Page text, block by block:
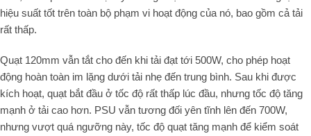
hiệu suất tốt trên toàn bộ phạm vi hoạt động của nó, bao gồm cả tải
rất thấp.
Quạt 120mm vẫn tắt cho đến khi tải đạt tới 500W, cho phép hoạt
động hoàn toàn im lặng dưới tải nhẹ đến trung bình. Sau khi được
kích hoạt, quạt bắt đầu ở tốc độ rất thấp lúc đầu, nhưng tốc độ tăng
mạnh ở tải cao hơn. PSU vẫn tương đối yên tĩnh lên đến 700W,
nhưng vượt quá ngưỡng này, tốc độ quạt tăng mạnh để kiểm soát